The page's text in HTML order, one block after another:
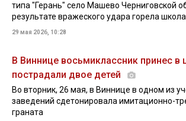
типа "Герань" село Машево Черниговской
результате вражеского удара горела школа
29 мая 2026, 10:28
В Виннице восьмиклассник принес в
пострадали двое детей
Во вторник, 26 мая, в Виннице в одном из
заведений сдетонировала имитационно-
граната